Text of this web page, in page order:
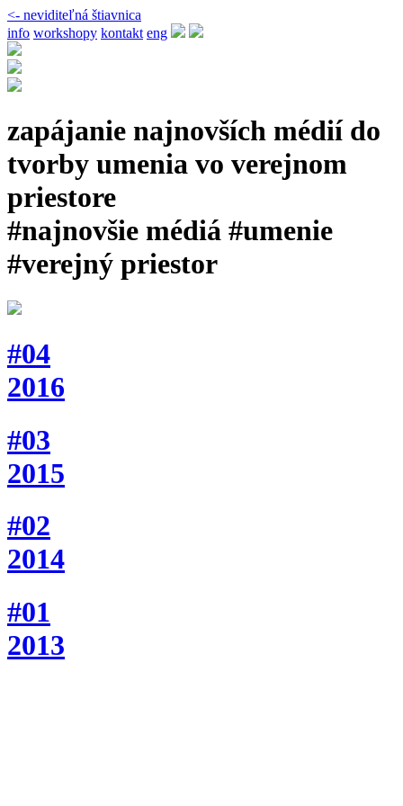
<- neviditeľná štiavnica
info workshopy kontakt eng
zapájanie najnovších médií do
tvorby umenia vo verejnom
priestore
#najnovšie médiá #umenie
#verejný priestor
#04
2016
#03
2015
#02
2014
#01
2013